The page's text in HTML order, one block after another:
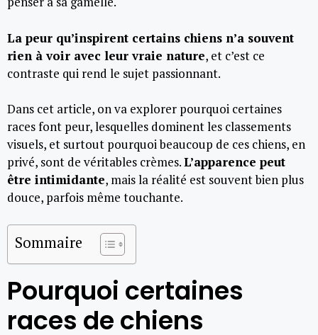
La peur qu’inspirent certains chiens n’a souvent
rien à voir avec leur vraie nature, et c’est ce
contraste qui rend le sujet passionnant.
Dans cet article, on va explorer pourquoi certaines
races font peur, lesquelles dominent les classements
visuels, et surtout pourquoi beaucoup de ces chiens, en
privé, sont de véritables crèmes.L’apparence peut
être intimidante, mais la réalité est souvent bien plus
douce, parfois même touchante.
Sommaire
Pourquoi certaines
races de chiens